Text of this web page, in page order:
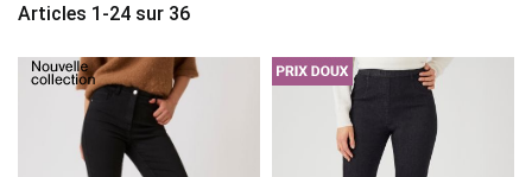
Articles 1 -24 sur 36